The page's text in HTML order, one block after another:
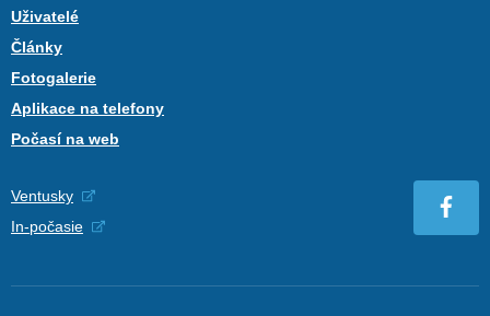
Uživatelé
Články
Fotogalerie
Aplikace na telefony
Počasí na web
Ventusky
In-počasie